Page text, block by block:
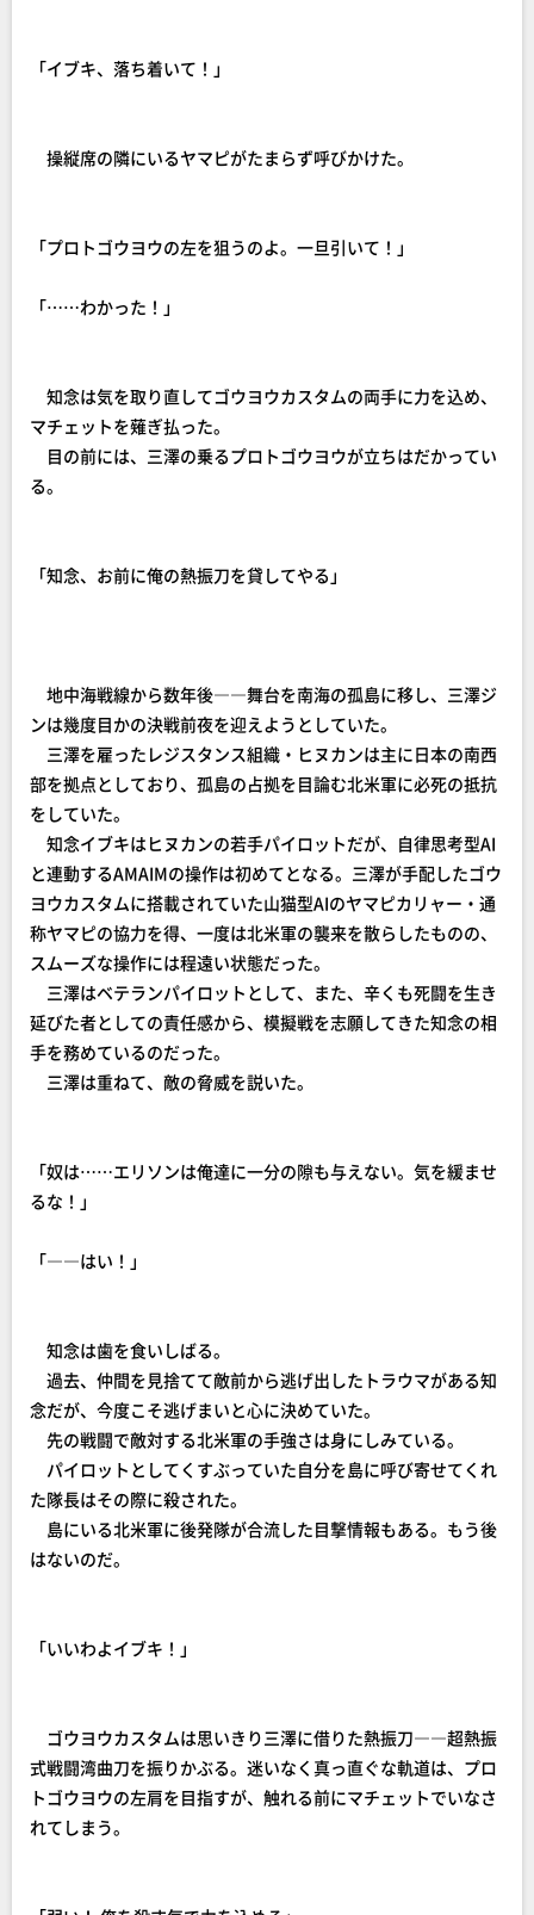
「イブキ、落ち着いて！」
操縦席の隣にいるヤマピがたまらず呼びかけた。
「プロトゴウヨウの左を狙うのよ。一旦引いて！」
「……わかった！」
知念は気を取り直してゴウヨウカスタムの両手に力を込め、
マチェットを薙ぎ払った。
目の前には、三澤の乗るプロトゴウヨウが立ちはだかってい
る。
「知念、お前に俺の熱振刀を貸してやる」
地中海戦線から数年後――舞台を南海の孤島に移し、三澤ジ
ンは幾度目かの決戦前夜を迎えようとしていた。
三澤を雇ったレジスタンス組織・ヒヌカンは主に日本の南西
部を拠点としており、孤島の占拠を目論む北米軍に必死の抵抗
をしていた。
知念イブキはヒヌカンの若手パイロットだが、自律思考型AI
と連動するAMAIMの操作は初めてとなる。三澤が手配したゴウ
ヨウカスタムに搭載されていた山猫型AIのヤマピカリャー・通
称ヤマピの協力を得、一度は北米軍の襲来を散らしたものの、
スムーズな操作には程遠い状態だった。
三澤はベテランパイロットとして、また、辛くも死闘を生き
延びた者としての責任感から、模擬戦を志願してきた知念の相
手を務めているのだった。
三澤は重ねて、敵の脅威を説いた。
「奴は……エリソンは俺達に一分の隙も与えない。気を緩ませ
るな！」
「――はい！」
知念は歯を食いしばる。
過去、仲間を見捨てて敵前から逃げ出したトラウマがある知
念だが、今度こそ逃げまいと心に決めていた。
先の戦闘で敵対する北米軍の手強さは身にしみている。
パイロットとしてくすぶっていた自分を島に呼び寄せてくれ
た隊長はその際に殺された。
島にいる北米軍に後発隊が合流した目撃情報もある。もう後
はないのだ。
「いいわよイブキ！」
ゴウヨウカスタムは思いきり三澤に借りた熱振刀――超熱振
式戦闘湾曲刀を振りかぶる。迷いなく真っ直ぐな軌道は、プロ
トゴウヨウの左肩を目指すが、触れる前にマチェットでいなさ
れてしまう。